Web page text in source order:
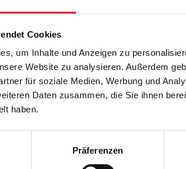
Cookies
um Inhalte und Anzeigen zu
Website zu analysieren. Außerdem
für soziale Medien, Werbung und
Daten zusammen, die Sie ihnen
haben.
Präferenzen
Manila - Taal -
Sagada - Vigan -
Cebu
ab 2745 € pro